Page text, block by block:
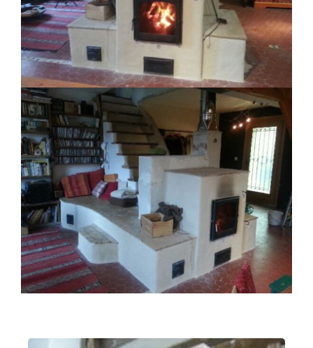
oxalis L
Piégros-la-Clastre 26400
PDM L
Fleurus
PDM Oxalibre XL avec sortie des
fumées vers le bas
Valleraugue 30570
Poele de masse S avec conduit en
brique de terre crue handmade
Mantry 39230
Poêle Oxalibre L dans le Tarn
Coufouleux 81800
Poêle de masse